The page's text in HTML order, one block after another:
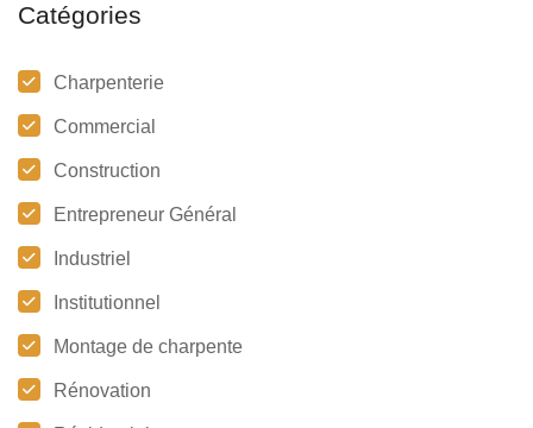
Catégories
Charpenterie
Commercial
Construction
Entrepreneur Général
Industriel
Institutionnel
Montage de charpente
Rénovation